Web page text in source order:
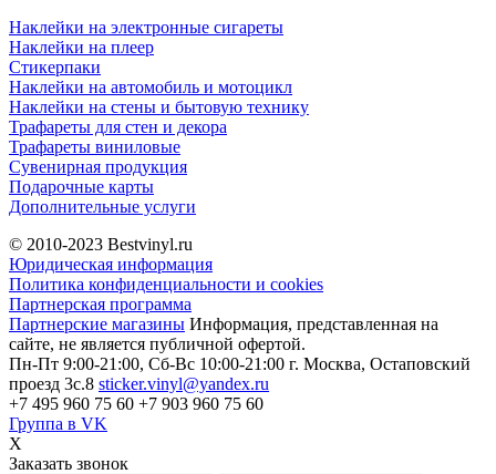
Наклейки на электронные сигареты
Наклейки на плеер
Стикерпаки
Наклейки на автомобиль и мотоцикл
Наклейки на стены и бытовую технику
Трафареты для стен и декора
Трафареты виниловые
Сувенирная продукция
Подарочные карты
Дополнительные услуги
© 2010-2023 Bestvinyl.ru
Юридическая информация
Политика конфиденциальности и cookies
Партнерская программа
Партнерские магазины Информация, представленная на
сайте, не является публичной офертой.
Пн-Пт 9:00-21:00, Сб-Вс 10:00-21:00 г. Москва, Остаповский
проезд 3с.8 sticker.vinyl@yandex.ru
+7 495 960 75 60 +7 903 960 75 60
Группа в VK
X
Заказать звонок